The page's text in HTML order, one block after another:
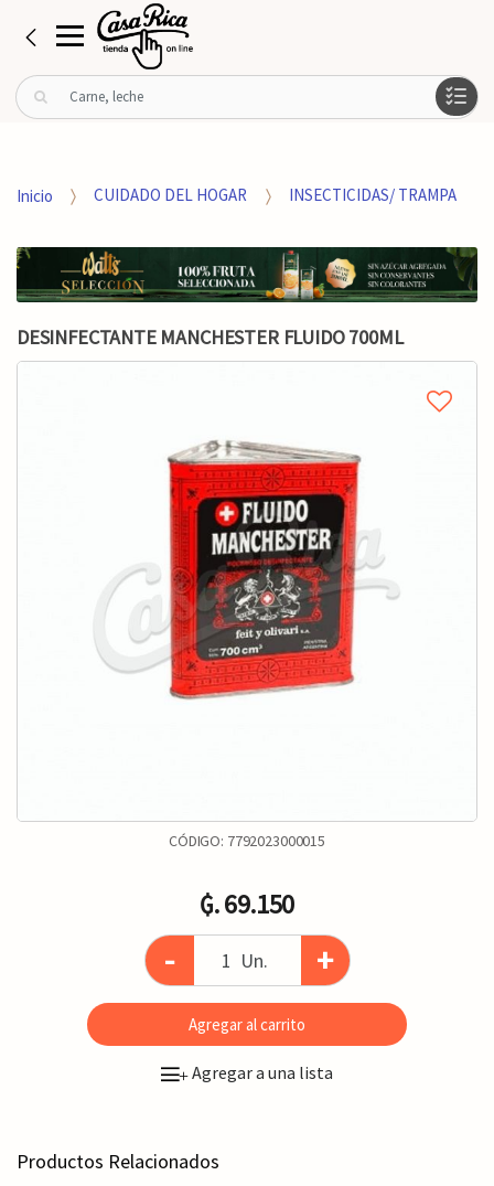
B
u
r
o
r
:
Inicio CUIDADO DEL HOGAR INSECTICIDAS/ TRAMPA
DESINFECTANTE MANCHESTER FLUIDO 700ML
CÓDIGO: 7792023000015
₲. 69.150
- Un. +
Agregar al carrito
+Agregar a una lista
Productos Relacionados